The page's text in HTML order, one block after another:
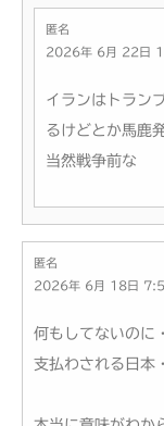
匿名
2026年 6月 22日
イランはトラン
るけどとか馬鹿
当然戦争前な
匿名
2026年 6月 18日
何もしてないのに
支払わされる日本